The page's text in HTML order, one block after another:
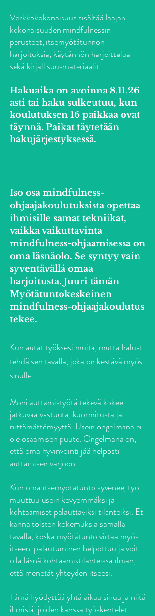
Verkkokokonaisuus sisältää laajan
kokonaisuuden mindfulnessin
perusteet, itsemyötätunnon
harjoituksia, käytännön harjoittelua
sekä kirjallisuusmateriaalit.
Hakuaika on avoinna 8.11.26
asti tai haku sulkeutuu, kun
koulutuksen 16 paikkaa ovat
täynnä. Paikat täytetään
hakujärjestyksessä.
Iso osa mindfulness-
ohjaajakoulutuksista opettaa
ihmisille samat tekniikat,
vaikka vaikuttavinta
mindfulness-ohjaamisessa on
oma läsnäolo. Se syntyy vain
syventävällä omaa
harjoitusta. Juuri tämän
Myötätuntokeskeinen
mindfulness-ohjaajakoulutus
tekee.
Kun autat työksesi muita, mutta haluat
tehdä sen tavalla, joka on kestävä myös
sinulle.
Moni auttamistyötä tekevä kokee
jatkuvaa vastuuta, kuormitusta ja
riittämättömyyttä. Usein ongelmana ei
ole osaamisen puute. Ongelmana on,
että oma hyvinvointi jää helposti
auttamisen varjoon.
Kun oma itsemyötätunto syvenee, työ
muuttuu usein kevyemmäksi ja
kohtaamiset palauttaviksi tilanteiksi. Et
kanna toisten kokemuksia samalla
tavalla, koska myötätunto virtaa myös
itseen, palautuminen helpottuu ja voit
olla läsnä kohtaamistilanteissa ilman,
että menetät yhteyden itseesi.
Tämä hyödyttää yhtä aikaa sinua ja niitä
ihmisiä, joiden kanssa työskentelet.